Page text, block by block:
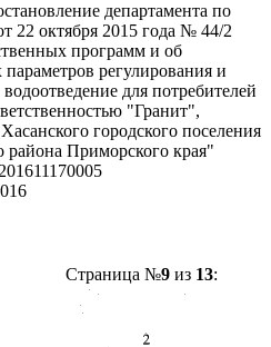
департамента по
22 октября 2015 года № 44/2
программ и об
регулирования и
для потребителей
"Гранит",
городского поселения
района Приморского края"
Страница №9из 13: